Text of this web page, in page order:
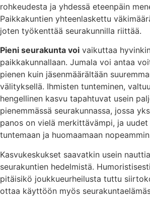
rohkeudesta ja yhdessä eteenpäin
Paikkakuntien yhteenlaskettu
joten työkenttää seurakunnilla riittää.
Pieni seurakunta voi vaikuttaa
paikkakunnallaan. Jumala voi antaa
pienen kuin jäsenmäärältään
välityksellä. Ihmisten tunteminen,
hengellinen kasvu tapahtuvat usein
pienemmässä seurakunnassa, jossa
panos on vielä merkittävämpi, ja
tuntemaan ja huomaamaan
Kasvukeskukset saavatkin usein
seurakuntien hedelmistä.
pitäisikö joukkueurheilusta tuttu
ottaa käyttöön myös